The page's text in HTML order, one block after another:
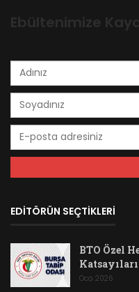
Ebültenimize
EDİTÖRÜN SEÇTİKLERİ
BTO Özel
Oca 2026